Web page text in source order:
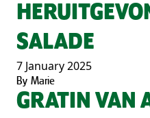
SALADE
7 January 2025
By Marie
GRATIN VAN